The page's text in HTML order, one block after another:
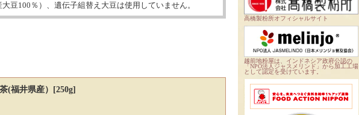
大豆100％）、遺伝子組替え大豆は使用していません。
(福井県産）[250g]
高橋製粉所オフィシャルサイト
越前地粉屋は、インドネシア政府公認の
「NPO法人ジャスメリンド」から加工工場
として認定を受けています。